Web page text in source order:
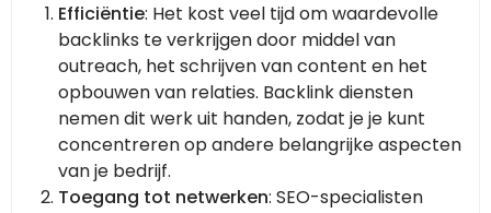
Efficiëntie: Het kost veel tijd om waardevolle
backlinks te verkrijgen door middel van
outreach, het schrijven van content en het
opbouwen van relaties. Backlink diensten
nemen dit werk uit handen, zodat je je kunt
concentreren op andere belangrijke aspecten
van je bedrijf.
Toegang tot netwerken: SEO-specialisten